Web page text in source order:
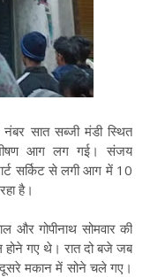
नंबर सात सब्जी मंडी स्थित
आग लग गई। संजय
सर्किट से लगी आग में 10
है।
और गोपीनाथ सोमवार की
होने गए थे। रात दो बजे जब
मकान में सोने चले गए।